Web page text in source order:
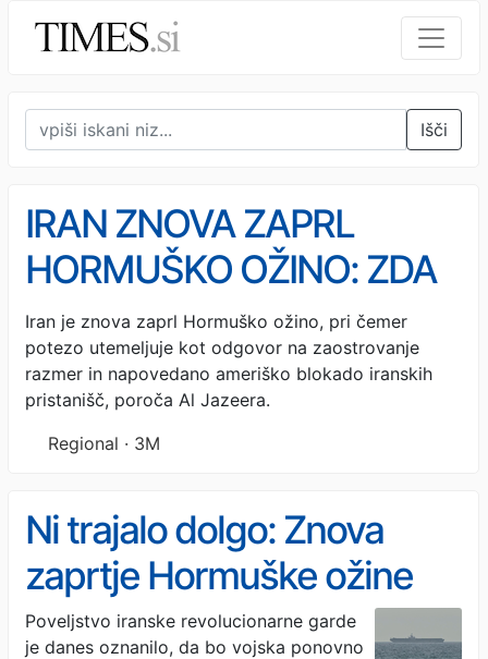
Išči
IRAN ZNOVA ZAPRL
HORMUŠKO OŽINO: ZDA
obtožuje "piratstva in
pomorske kraje"
Iran je znova zaprl Hormuško ožino, pri čemer
potezo utemeljuje kot odgovor na zaostrovanje
razmer in napovedano ameriško blokado iranskih
pristanišč, poroča Al Jazeera.
Regional · 3M
Ni trajalo dolgo: Znova
zaprtje Hormuške ožine
Poveljstvo iranske revolucionarne garde
je danes oznanilo, da bo vojska ponovno